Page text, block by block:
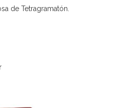
de Tetragramatón.